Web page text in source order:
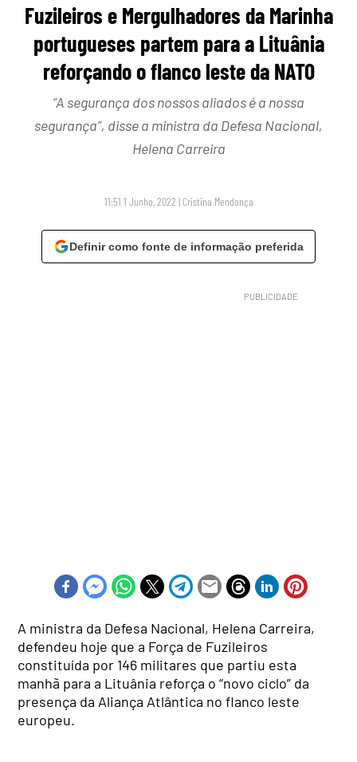
Fuzileiros e Mergulhadores da Marinha
portugueses partem para a Lituânia
reforçando o flanco leste da NATO
“A segurança dos nossos aliados é a nossa
segurança”, disse a ministra da Defesa Nacional,
Helena Carreira
11:51 1 Junho, 2022 | Cristina Mendonça
Definir como fonte de informação preferida
A ministra da Defesa Nacional, Helena Carreira,
defendeu hoje que a Força de Fuzileiros
constituída por 146 militares que partiu esta
manhã para a Lituânia reforça o “novo ciclo” da
presença da Aliança Atlântica no flanco leste
europeu.